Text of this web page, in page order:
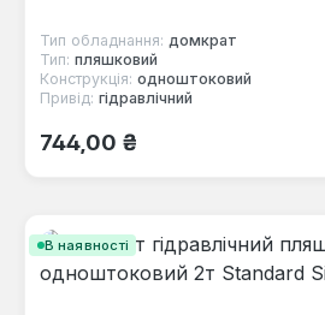
Тип обладнання: домкрат
Тип: пляшковий
Конструкція: одноштоковий
Привід: гідравлічний
Звичайна ціна:
744,00 ₴
В наявності